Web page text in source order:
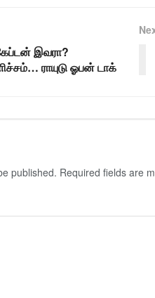
இவரா?
ராயுடு ஓபன் டாக்
published. Required fields are